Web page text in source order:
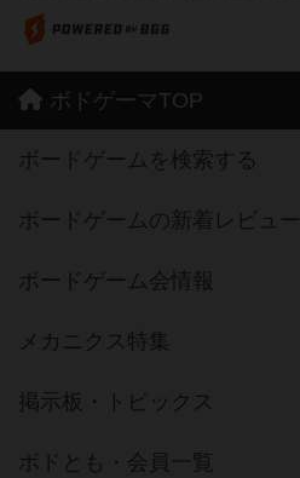
ボドゲーマTOP
ボードゲームを検索する
ボードゲームの新着レビュー
ボードゲーム会情報
メカニクス特集
掲示板・トピックス
ボドとも・会員一覧